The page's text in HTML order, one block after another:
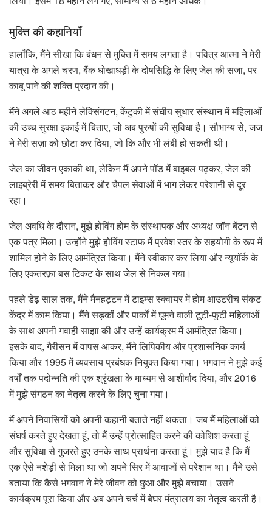
मुक्ति की कहानियाँ
हालाँकि, मैंने सीखा कि बंधन से मुक्ति में समय लगता है। पवित्र आत्मा ने मेरी
यात्रा के अगले चरण, बैंक धोखाधड़ी के दोषसिद्धि के लिए जेल की सजा, पर
काबू पाने की शक्ति प्रदान की।
मैंने अगले आठ महीने लेक्सिंगटन, केंटुकी में संघीय सुधार संस्थान में महिलाओं
की उच्च सुरक्षा इकाई में बिताए, जो अब पुरुषों की सुविधा है। सौभाग्य से, जज
ने मेरी सज़ा को छोटा कर दिया, जो कि और भी लंबी हो सकती थी।
जेल का जीवन एकाकी था, लेकिन मैं अपने पॉड में बाइबल पढ़कर, जेल की
लाइब्रेरी में समय बिताकर और चैपल सेवाओं में भाग लेकर परेशानी से दूर
रहा।
जेल अवधि के दौरान, मुझे होविंग होम के संस्थापक और अध्यक्ष जॉन बेंटन से
एक पत्र मिला। उन्होंने मुझे होविंग स्टाफ में प्रवेश स्तर के सहयोगी के रूप में
शामिल होने के लिए आमंत्रित किया। मैंने स्वीकार कर लिया और न्यूयॉर्क के
लिए एकतरफ़ा बस टिकट के साथ जेल से निकल गया।
पहले डेढ़ साल तक, मैंने मैनहट्टन में टाइम्स स्क्वायर में होम आउटरीच संकट
केंद्र में काम किया। मैंने सड़कों और पार्कों में घूमने वाली टूटी-फूटी महिलाओं
के साथ अपनी गवाही साझा की और उन्हें कार्यक्रम में आमंत्रित किया।
इसके बाद, गैरीसन में वापस आकर, मैंने लिपिकीय और प्रशासनिक कार्य
किया और 1995 में व्यवसाय प्रबंधक नियुक्त किया गया। भगवान ने मुझे कई
वर्षों तक पदोन्नति की एक श्रृंखला के माध्यम से आशीर्वाद दिया, और 2016
में मुझे संगठन का नेतृत्व करने के लिए चुना गया।
मैं अपने निवासियों को अपनी कहानी बताते नहीं थकता। जब मैं महिलाओं को
संघर्ष करते हुए देखता हूं, तो मैं उन्हें प्रोत्साहित करने की कोशिश करता हूं
और सुविधा से गुजरते हुए उनके साथ प्रार्थना करता हूं। मुझे याद है कि मैं
एक ऐसे नशेड़ी से मिला था जो अपने सिर में आवाजों से परेशान था। मैंने उसे
बताया कि कैसे भगवान ने मेरे जीवन को छुआ और मुझे बचाया। उसने
कार्यक्रम पूरा किया और अब अपने चर्च में बेघर मंत्रालय का नेतृत्व करती है।